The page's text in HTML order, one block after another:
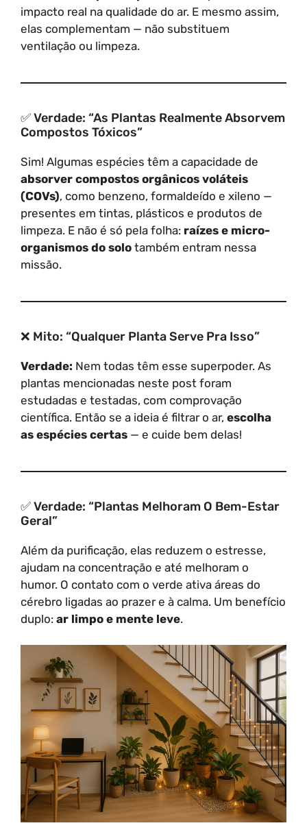
impacto real na qualidade do ar. E mesmo assim,
elas complementam — não substituem
ventilação ou limpeza.
✅ Verdade: “As Plantas Realmente Absorvem
Compostos Tóxicos”
Sim! Algumas espécies têm a capacidade de
absorver compostos orgânicos voláteis
(COVs), como benzeno, formaldeído e xileno —
presentes em tintas, plásticos e produtos de
limpeza. E não é só pela folha: raízes e micro-
organismos do solo também entram nessa
missão.
❌ Mito: “Qualquer Planta Serve Pra Isso”
Verdade: Nem todas têm esse superpoder. As
plantas mencionadas neste post foram
estudadas e testadas, com comprovação
científica. Então se a ideia é filtrar o ar, escolha
as espécies certas — e cuide bem delas!
✅ Verdade: “Plantas Melhoram O Bem-Estar
Geral”
Além da purificação, elas reduzem o estresse,
ajudam na concentração e até melhoram o
humor. O contato com o verde ativa áreas do
cérebro ligadas ao prazer e à calma. Um benefício
duplo: ar limpo e mente leve.